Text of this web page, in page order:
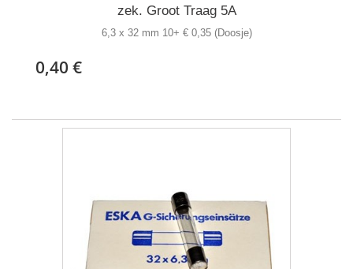
zek. Groot Traag 5A
6,3 x 32 mm 10+ € 0,35 (Doosje)
0,40 €